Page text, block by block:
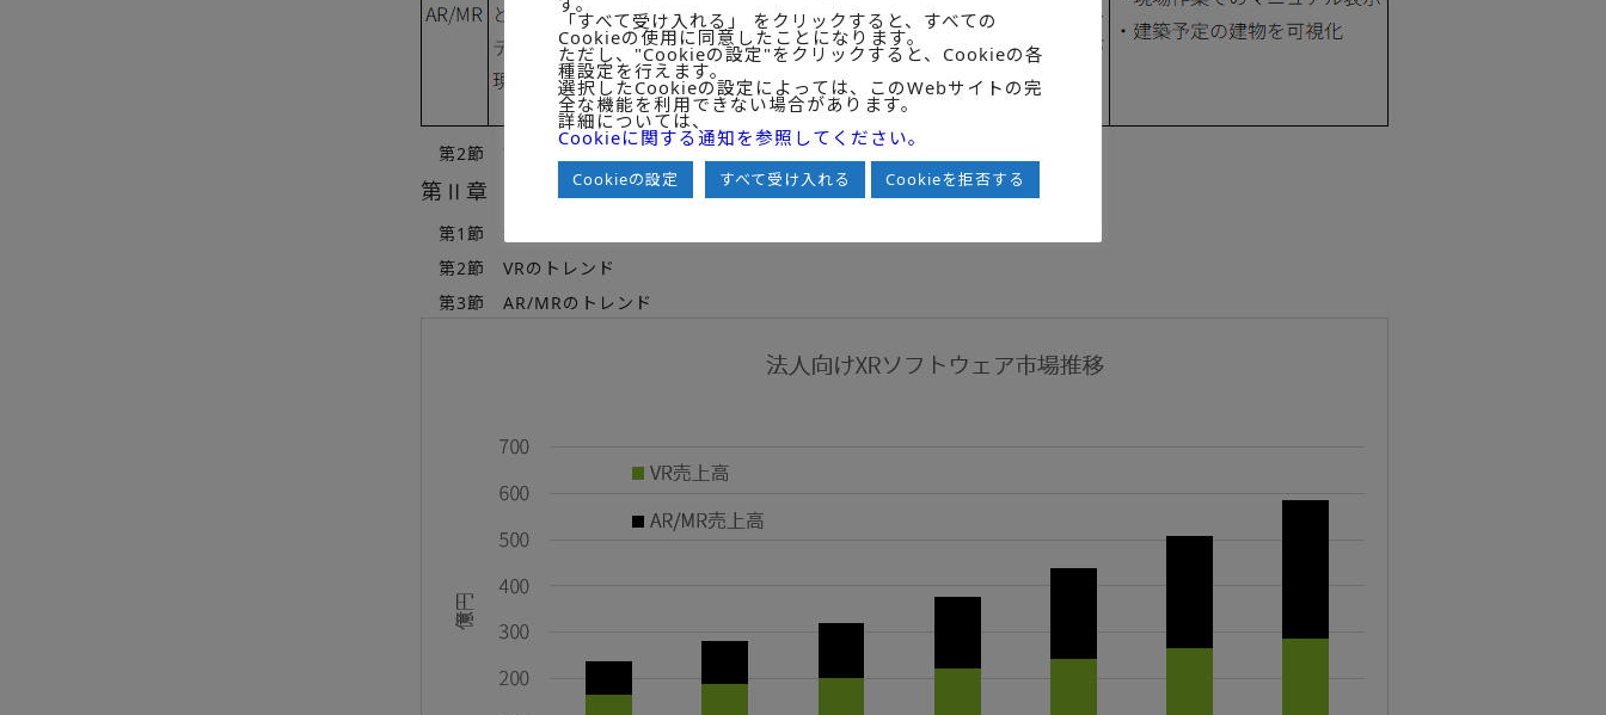
第2節 調査対象ベンダー一覧と参入業界・業種
第Ⅱ章 法人向けXRソフトウェア市場のトレンド
第1節 法人向けXRソフトウェア市場の全体トレンド
第2節 VRのトレンド
第3節 AR/MRのトレンド
「すべて受け入れる」 をクリックすると、すべての
Cookieの使用に同意したことになります。
ただし、"Cookieの設定"をクリックすると、Cookieの各
種設定を行えます。
選択したCookieの設定によっては、このWebサイトの完
全な機能を利用できない場合があります。
詳細については、
Cookieに関する通知を参照してください。
Cookieの設定 すべて受け入れる Cookieを拒否する